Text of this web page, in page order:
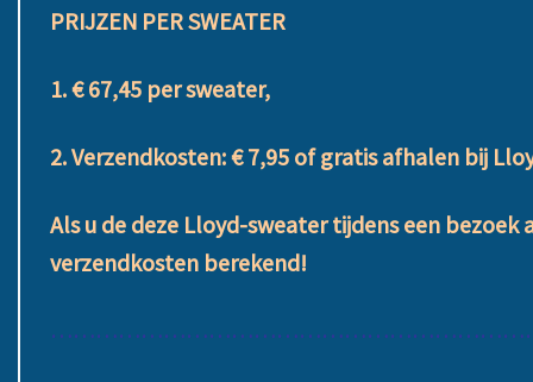
PRIJZEN PER SWEATER
1. € 67,45 per sweater,
2. Verzendkosten: € 7,95 of gratis afhalen bij
Als u de deze Lloyd-sweater tijdens een
verzendkosten berekend!